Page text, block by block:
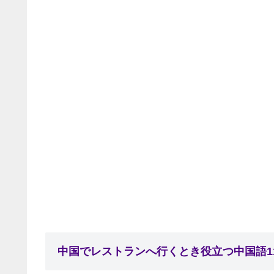
中国でレストランへ行くとき役立つ中国語